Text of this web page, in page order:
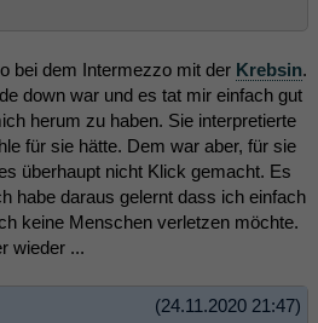
bei dem Intermezzo mit der Krebsin.
down war und es tat mir einfach gut
herum zu haben. Sie interpretierte
für sie hätte. Dem war aber, für sie
überhaupt nicht Klick gemacht. Es
habe daraus gelernt dass ich einfach
keine Menschen verletzen möchte.
wieder ...
(24.11.2020 21:47)